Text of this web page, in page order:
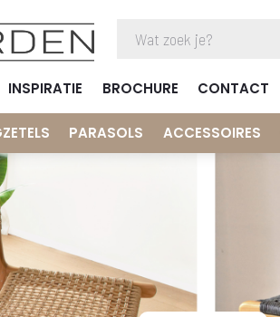
INSPIRATIE BROCHURE CONTACT
PARASOLS ACCESSOIRES